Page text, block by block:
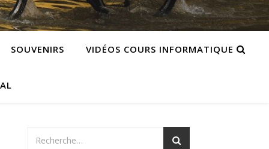
SOUVENIRS VIDÉOS COURS INFORMATIQUE